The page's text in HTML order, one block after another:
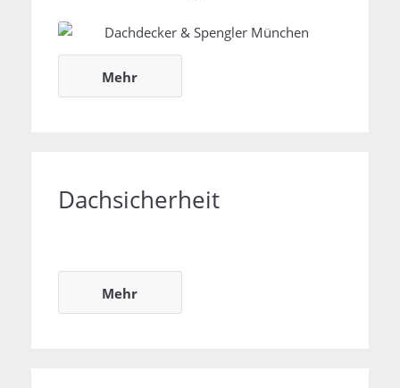
Dachwartung
Mehr
Dachsicherheit
Dachsicherheit
Mehr